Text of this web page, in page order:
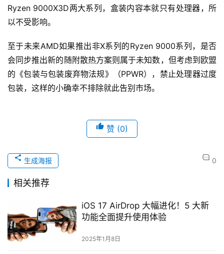
Ryzen 9000X3D两大系列，盒装内容本就只有处理器，所
以不受影响。
至于未来AMD如果推出非X系列的Ryzen 9000系列，是否
会同步推出新的随附散热方案则属于未知数，但考虑到欧盟
的《包装与包装废弃物法规》（PPWR），禁止处理器过度
包装，这样的小确幸不排除就此告别市场。
赞 (0)
0
生成海报
相关推荐
iOS 17 AirDrop 大幅进化！5 大新
功能全面提升使用体验
2025年1月8日